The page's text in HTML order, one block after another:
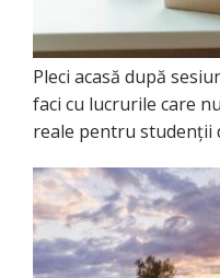
Pleci acasă după
faci cu lucrurile care
reale pentru studenții